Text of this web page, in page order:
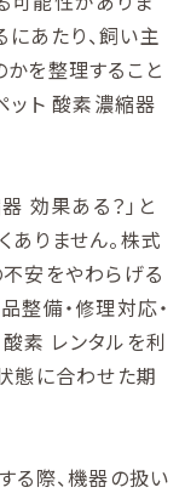
あたり、飼い主
を整理すること
ット 酸素濃縮器
効果ある？」と
りません。株式
安をやわらげる
整備・修理対応・
酸素 レンタルを利
態に合わせた期
際、機器の扱い